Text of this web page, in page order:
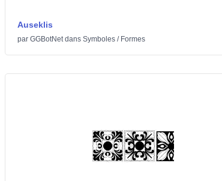
Auseklis
par GGBotNetdans Symboles/ Formes